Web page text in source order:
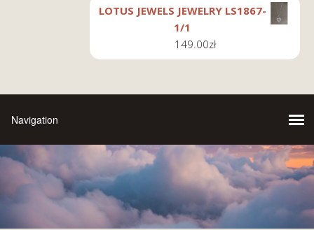
LOTUS JEWELS JEWELRY LS1867-
1/1
149.00zł